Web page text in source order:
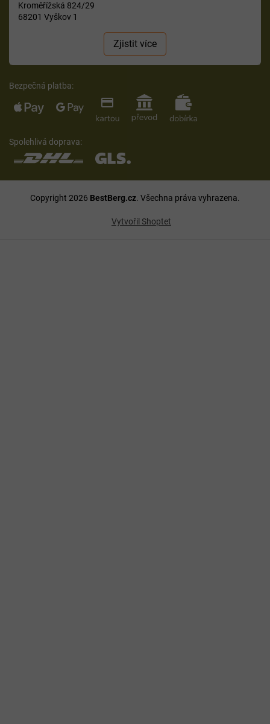
Kroměřížská 824/29
68201 Vyškov 1
Zjistit více
Bezpečná platba:
Spolehlivá doprava:
Vytvořil Shoptet
Copyright 2026 BestBerg.cz. Všechna práva vyhrazena.